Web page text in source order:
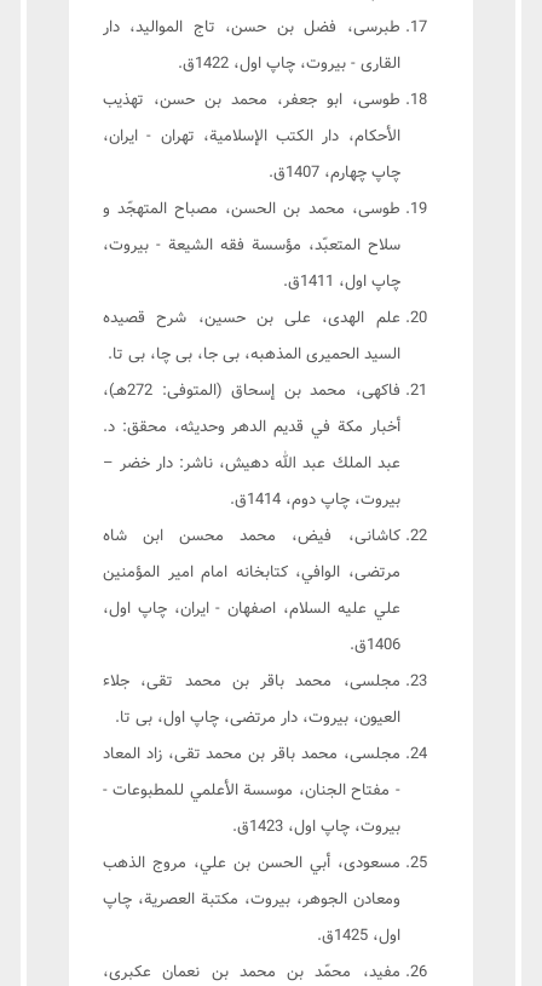
طبرسى، فضل بن حسن، تاج المواليد، دار
القارى - بيروت، چاپ اول، 1422ق.
طوسى، ابو جعفر، محمد بن حسن، تهذيب
الأحكام، دار الكتب الإسلامية، تهران - ايران،
چاپ چهارم، 1407ق.
طوسى، محمد بن الحسن، مصباح المتهجّد و
سلاح المتعبّد، مؤسسة فقه الشيعة - بيروت،
چاپ اول، 1411ق.
علم الهدى، على بن حسين، شرح قصیده
السید الحمیری المذهبه، بی جا، بی چا، بی تا.
فاکهی، محمد بن إسحاق (المتوفى: 272هـ)،
أخبار مكة في قديم الدهر وحديثه، محقق: د.
عبد الملك عبد الله دهيش، ناشر: دار خضر –
بيروت، چاپ دوم، 1414ق.
كاشانى، فيض، محمد محسن ابن شاه
مرتضى، الوافي، كتابخانه امام امير المؤمنين
علي عليه السلام، اصفهان - ايران، چاپ اول،
1406ق.
مجلسى، محمد باقر بن محمد تقى، جلاء
العيون، بیروت، دار مرتضی، چاپ اول، بی تا.
مجلسى، محمد باقر بن محمد تقى، زاد المعاد
- مفتاح الجنان، موسسة الأعلمي للمطبوعات -
بيروت، چاپ اول، 1423ق.
مسعودی، أبي الحسن بن علي، مروج الذهب
ومعادن الجوهر، بیروت، مکتبة العصریة، چاپ
اول، 1425ق.
مفيد، محمّد بن محمد بن نعمان عكبرى،